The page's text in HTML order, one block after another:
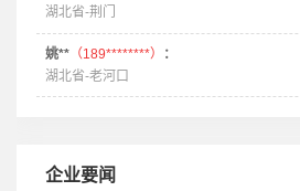
湖北省-荆门
姚**（189********）
：
湖北省-老河口
企业要闻